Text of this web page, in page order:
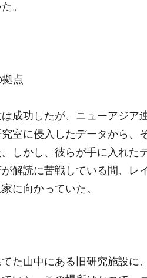
。
点
成功したが、ニューアジア
究室に侵入したデータから、
しかし、彼らが手に入れた
解読に苦戦している間、レ
に向かっていた。
た山中にある旧研究施設に